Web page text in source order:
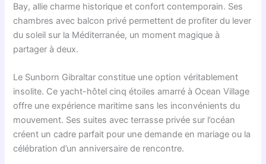
Bay, allie charme historique et confort contemporain. Ses
chambres avec balcon privé permettent de profiter du lever
du soleil sur la Méditerranée, un moment magique à
partager à deux.
Le Sunborn Gibraltar constitue une option véritablement
insolite. Ce yacht-hôtel cinq étoiles amarré à Ocean Village
offre une expérience maritime sans les inconvénients du
mouvement. Ses suites avec terrasse privée sur l’océan
créent un cadre parfait pour une demande en mariage ou la
célébration d’un anniversaire de rencontre.